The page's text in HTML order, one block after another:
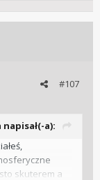
#107
napisał(-a):
skuterem a